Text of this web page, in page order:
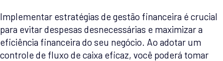
Implementar estratégias de gestão financeira é crucial
para evitar despesas desnecessárias e maximizar a
eficiência financeira do seu negócio. Ao adotar um
controle de fluxo de caixa eficaz, você poderá tomar